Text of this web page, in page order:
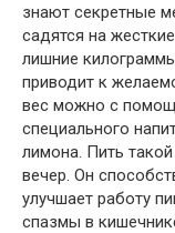
знают секретные
садятся на
лишние
приводит к
вес можно с
специального
лимона. Пить
вечер. Он
улучшает работу
спазмы в